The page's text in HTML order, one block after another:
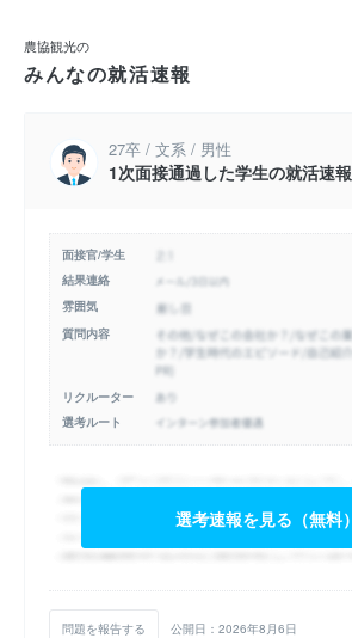
農協観光の
みんなの就活速報
27卒 / 文系 / 男性
1次面接通過した学生の就活速報
面接官/学生
結果連絡
雰囲気
質問内容
リクルーター
選考ルート
選考速報を見る（無料）
問題を報告する 公開日：2026年8月6日